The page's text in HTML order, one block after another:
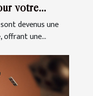
votre
devenus une
une...